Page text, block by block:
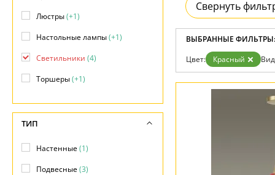
Контакты
Свернуть
ВЫБРАННЫЕ ФИЛЬТРЫ:
Цвет: Красный
Люстры(+1)
Настольные лампы(+1)
Светильники (4)
Торшеры(+1)
ТИП
Настенные(1)
Подвесные(3)